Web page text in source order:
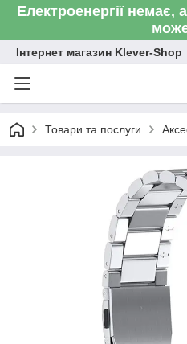
Електроенергії
Інтернет магазин Klever-Shop
Товари та послуги